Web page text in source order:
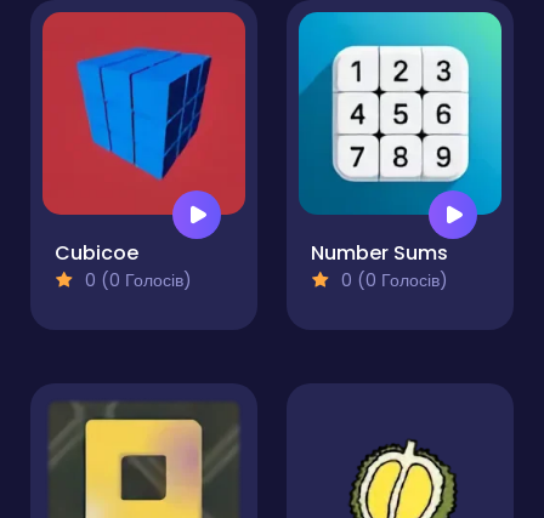
Cubicoe
0 (0 Голосів)
Number Sums
0 (0 Голосів)